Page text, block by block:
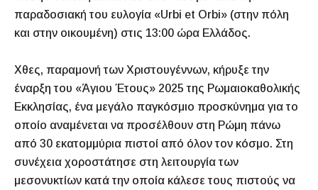
παραδοσιακή του ευλογία «Urbi et Orbi» (στην πόλη
και στην οικουμένη) στις 13:00 ώρα Ελλάδος.
Χθες, παραμονή των Χριστουγέννων, κήρυξε την
έναρξη του «Άγιου Έτους» 2025 της Ρωμαιοκαθολικής
Εκκλησίας, ένα μεγάλο παγκόσμιο προσκύνημα για το
οποίο αναμένεται να προσέλθουν στη Ρώμη πάνω
από 30 εκατομμύρια πιστοί από όλον τον κόσμο. Στη
συνέχεια χοροστάτησε στη λειτουργία των
μεσονυκτίων κατά την οποία κάλεσε τους πιστούς να